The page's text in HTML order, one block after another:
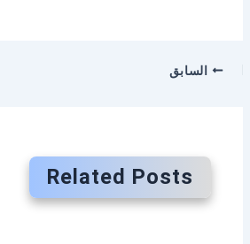
السابق
Related Posts